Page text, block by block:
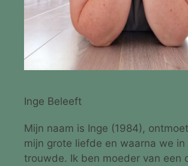
Inge Beleeft
Mijn naam is Inge (1984),
mijn grote liefde en waarna we in
trouwde. Ik ben moeder van een